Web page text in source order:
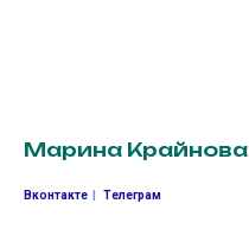
Марина Крайнова
Вконтакте Телеграм